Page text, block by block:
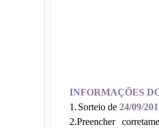
INFORMAÇÕES
1. Sorteio de 24/09/
2.Preencher